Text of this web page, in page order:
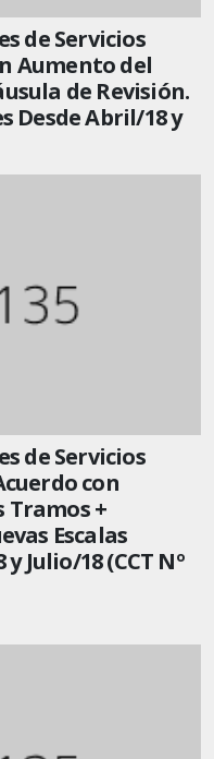
de Servicios
Aumento del
de Revisión.
Desde Abril/18 y
de Servicios
con
Tramos +
Escalas
Julio/18 (CCT Nº